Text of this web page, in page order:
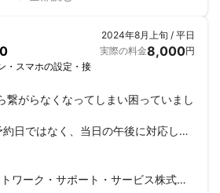
・スマホの設定・接
2024年8月上旬 / 平日
実際の料金8,000円
繋がらなくなってしまい困っていまし
日ではなく、当日の午後に対応して
ネットワーク・サポート・サービス株式会社